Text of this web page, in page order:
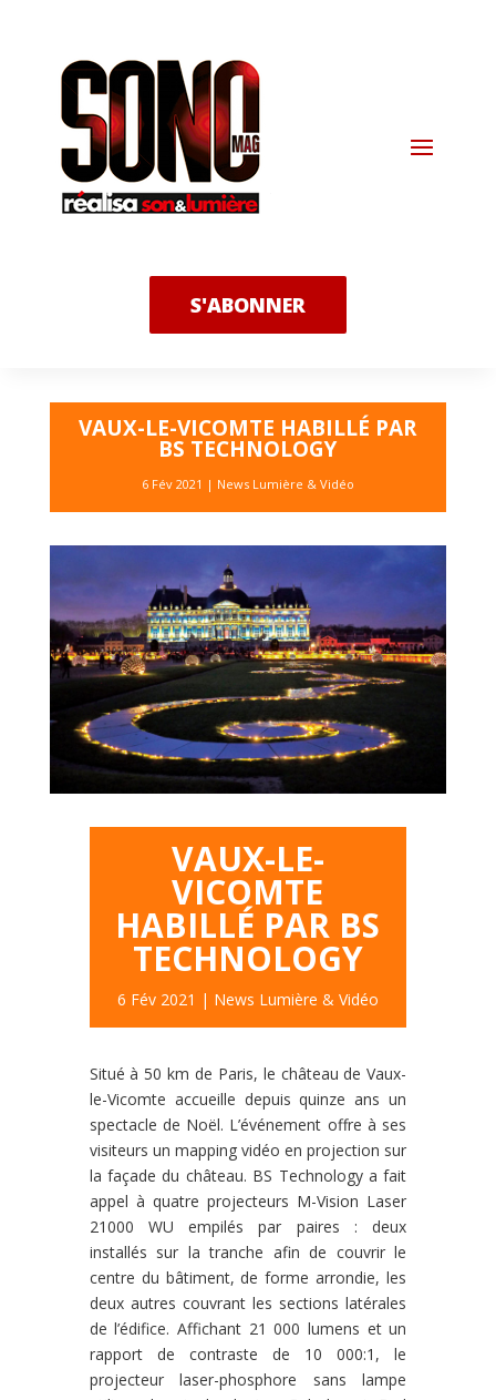
S'ABONNER
VAUX-LE-VICOMTE HABILLÉ PAR
BS TECHNOLOGY
6 Fév 2021 | News Lumière & Vidéo
VAUX-LE-
VICOMTE
HABILLÉ PAR BS
TECHNOLOGY
6 Fév 2021 | News Lumière & Vidéo
Situé à 50 km de Paris, le château de Vaux-
le-Vicomte accueille depuis quinze ans un
spectacle de Noël. L’événement offre à ses
visiteurs un mapping vidéo en projection sur
la façade du château. BS Technology a fait
appel à quatre projecteurs M-Vision Laser
21000 WU empilés par paires : deux
installés sur latranche afin de couvrir le
centre du bâtiment, de forme arrondie, les
deux autres couvrant les sections latérales
de l’édifice. Affichant 21 000 lumens et un
rapport de contraste de 10 000:1, le
projecteur laser-phosphore sans lampe